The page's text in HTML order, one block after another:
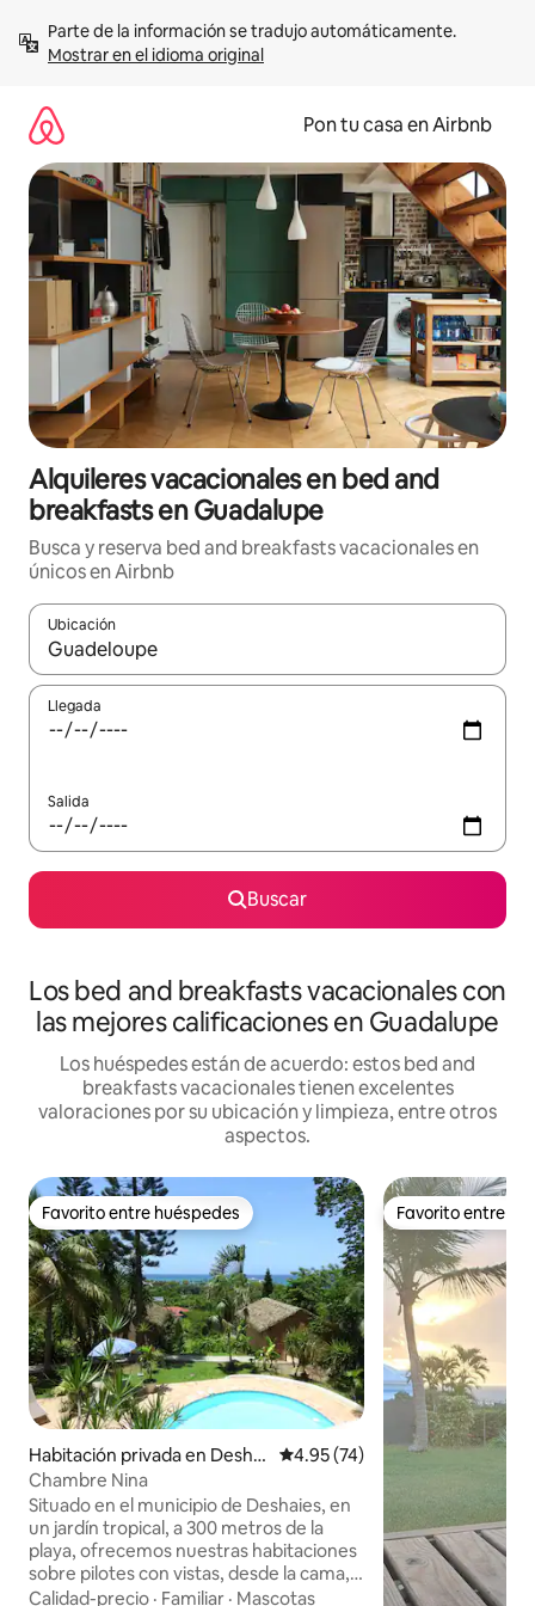
contenidoMostrar en el idioma original
Pon tu casa en Airbnb
Alquileres vacacionales en bed and
breakfasts en Guadalupe
Busca y reserva bed and breakfasts vacacionales en
únicos en Airbnb
Ubicación
Cuando los resultados estén disponibles, navega con las
Llegada
Salida
Buscar
Los bed and breakfasts vacacionales con
las mejores calificaciones en Guadalupe
Los huéspedes están de acuerdo: estos bed and
breakfasts vacacionales tienen excelentes
valoraciones por su ubicación y limpieza, entre otros
aspectos.
Favorito entre huéspedes
Favorito entre huéspedes
Habitación privada en Deshai
es
Calificación promedio: 4.95 de
4.95 (74)
Chambre Nina
Situado en el municipio de Deshaies, en
un jardín tropical, a 300 metros de la
playa, ofrecemos nuestras habitaciones
sobre pilotes con vistas, desde la cama,
al mar Caribe... Habitación equipada con
Calidad-precio · Familiar · Mascotas
Favorito entre
Favorito entre